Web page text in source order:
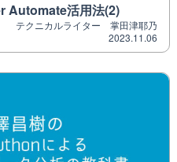
Automate活用法(2)
テクニカルライター 掌田津耶乃
2023.11.06